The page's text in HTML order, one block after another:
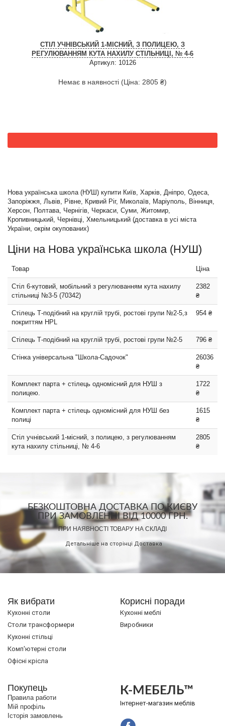
СТІЛ УЧНІВСЬКИЙ 1-МІСНИЙ, З ПОЛИЦЕЮ, З
РЕГУЛЮВАННЯМ КУТА НАХИЛУ СТІЛЬНИЦІ, № 4-6
Артикул: 10126
Немає в наявності (Ціна: 2805 ₴)
Нова українська школа (НУШ) купити Київ, Харків, Дніпро, Одеса,
Запоріжжя, Львів, Рівне, Кривий Ріг, Миколаїв, Маріуполь, Вінниця,
Херсон, Полтава, Чернігів, Черкаси, Суми, Житомир,
Кропивницький, Чернівці, Хмельницький (доставка в усі міста
України, окрім окупованих)
Ціни на Нова українська школа (НУШ)
Товар Ціна
Стіл 6-кутовий, мобільний з регулюванням кута нахилу
стільниці №3-5 (70342)
2382
₴
Стілець Т-подібний на круглій трубі, ростові групи №2-5,з
покриттям HPL
954 ₴
Стілець Т-подібний на круглій трубі, ростові групи №2-5 796 ₴
Стінка універсальна "Школа-Садочок"
26036
₴
Комплект парта + стілець одномісний для НУШ з
полицею.
1722
₴
Комплект парта + стілець одномісний для НУШ без
полиці
1615
₴
Стіл учнівський 1-місний, з полицею, з регулюванням
кута нахилу стільниці, № 4-6
2805
₴
БЕЗКОШТОВНА ДОСТАВКА ПО КИЄВУ
ПРИ ЗАМОВЛЕННІ ВІД 10000 ГРН.
ПРИ НАЯВНОСТІ ТОВАРУ НА СКЛАДІ
Детальніше на сторінці Доставка
Як вибрати
Кухонні столи
Cтоли трансформери
Кухонні стільці
Комп'ютерні столи
Офісні крісла
Корисні поради
Кухонні меблі
Виробники
Покупець
Правила работи
Мій профіль
Історія замовлень
К-МЕБЕЛЬ™
Інтернет-магазин меблів